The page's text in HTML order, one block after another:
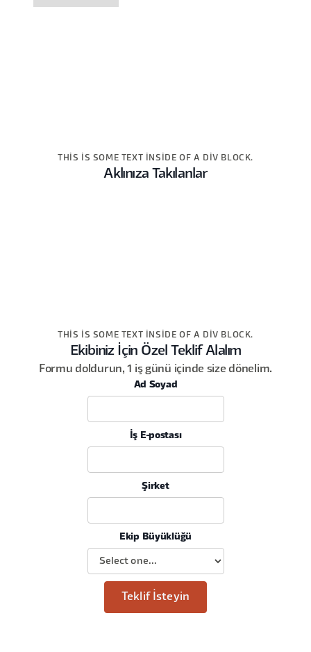
THIS IS SOME TEXT INSIDE OF A DIV BLOCK.
Aklınıza Takılanlar
THIS IS SOME TEXT INSIDE OF A DIV BLOCK.
Ekibiniz İçin Özel Teklif Alalım
Formu doldurun, 1 iş günü içinde size dönelim.
Ad Soyad
İş E-postası
Şirket
Ekip Büyüklüğü